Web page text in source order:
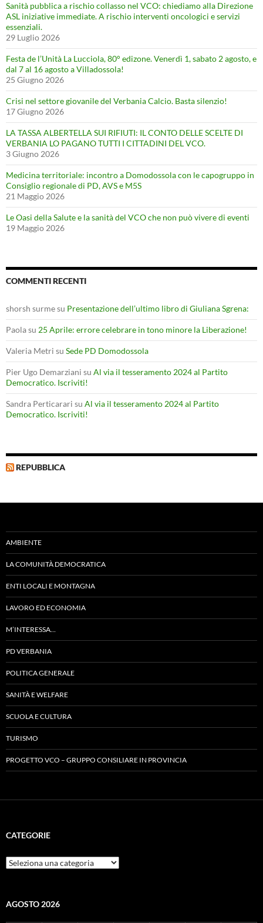
Sanità pubblica a rischio collasso nel VCO: chiediamo alla Direzione
ASL iniziative immediate. A rischio interventi oncologici e servizi
essenziali.
29 Luglio 2026
Festa de l’Unità La Lucciola, 80° edizone. Venerdì 1, sabato 2 agosto, e
dal 7 al 16 agosto a Villadossola!
25 Giugno 2026
Crisi nel settore giovanile del Verbania Calcio. Basta silenzio!
17 Giugno 2026
LA TASSA ALBERTELLA SUI RIFIUTI: IL CONTO DELLE SCELTE DI
VERBANIA LO PAGANO TUTTI I CITTADINI DEL VCO.
3 Giugno 2026
Medicina territoriale: incontro a Domodossola con le capogruppo in
Consiglio regionale di PD, AVS e M5S
21 Maggio 2026
Le Oasi della Salute e la sanità del VCO che non può vivere di eventi
19 Maggio 2026
COMMENTI RECENTI
shorsh surmesu Presentazione dell’ultimo libro di Giuliana Sgrena:
Paolasu 25 Aprile: errore celebrare in tono minore la Liberazione!
Valeria Metri su Sede PD Domodossola
Pier Ugo Demarziani su Al via il tesseramento 2024 al Partito
Democratico. Iscriviti!
Sandra Perticarari su Al via il tesseramento 2024 al Partito
Democratico. Iscriviti!
REPUBBLICA
AMBIENTE
LA COMUNITÀ DEMOCRATICA
ENTI LOCALI E MONTAGNA
LAVORO ED ECONOMIA
M’INTERESSA…
PD VERBANIA
POLITICA GENERALE
SANITÀ E WELFARE
SCUOLA E CULTURA
TURISMO
PROGETTO VCO – GRUPPO CONSILIARE IN PROVINCIA
CATEGORIE
Categorie
AGOSTO 2026